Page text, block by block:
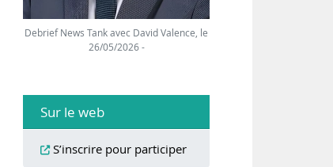
Debrief News Tank avec David Valence, le
26/05/2026 -
Sur le web
S’inscrire pour participer